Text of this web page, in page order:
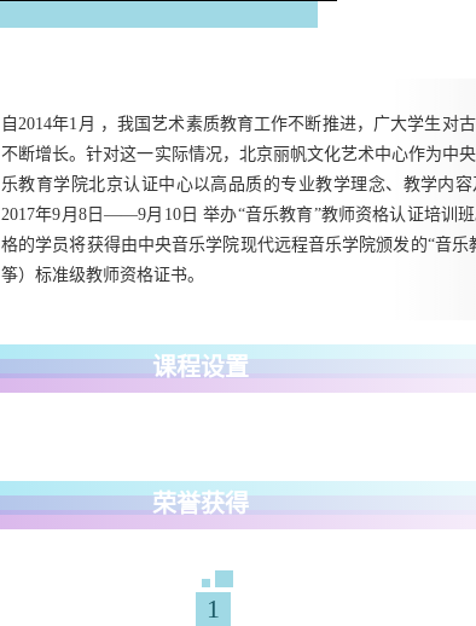
自2014年1月 ，我国艺术素质教育工作不断推进，广大学生对
不断增长。针对这一实际情况，北京丽帆文化艺术中心作为中
乐教育学院北京认证中心以高品质的专业教学理念、教学内
2017年9月8日——9月10日 举办“音乐教育”教师资格认证培训
格的学员将获得由中央音乐学院现代远程音乐学院颁发的“音乐
筝）标准级教师资格证书。
课程设置
荣誉获得
1